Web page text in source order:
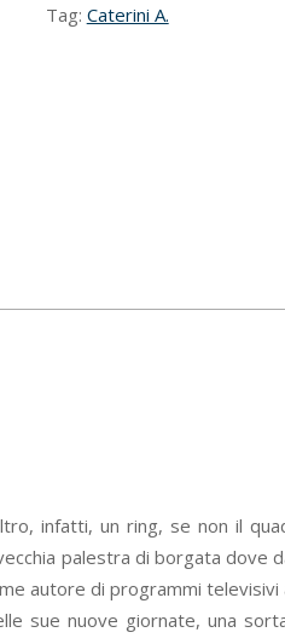
Tag: Caterini A.
infatti, un ring, se non il
palestra di borgata dove
autore di programmi
sue nuove giornate, una